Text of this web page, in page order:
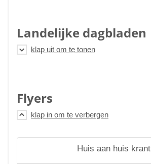
Landelijke dagbladen
Flyers
Huis aan huis krant